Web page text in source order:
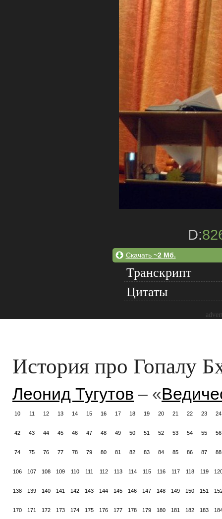
D:
Скачать ~2 Мб.
Транскрипт
Цитаты
История про Гопалу
Леонид Тугутов – «
10 11 12 13 14 15 16 17 18 19 20 21 22 23 24
42 43 44 45 46 47 48 49 50 51 52 53 54 55 56
74 75 76 77 78 79 80 81 82 83 84 85 86 87 88
106 107 108 109 110 111 112 113 114 115 116 117 118 119
138 139 140 141 142 143 144 145 146 147 148 149 150 151
170 171 172 173 174 175 176 177 178 179 180 181 182 183